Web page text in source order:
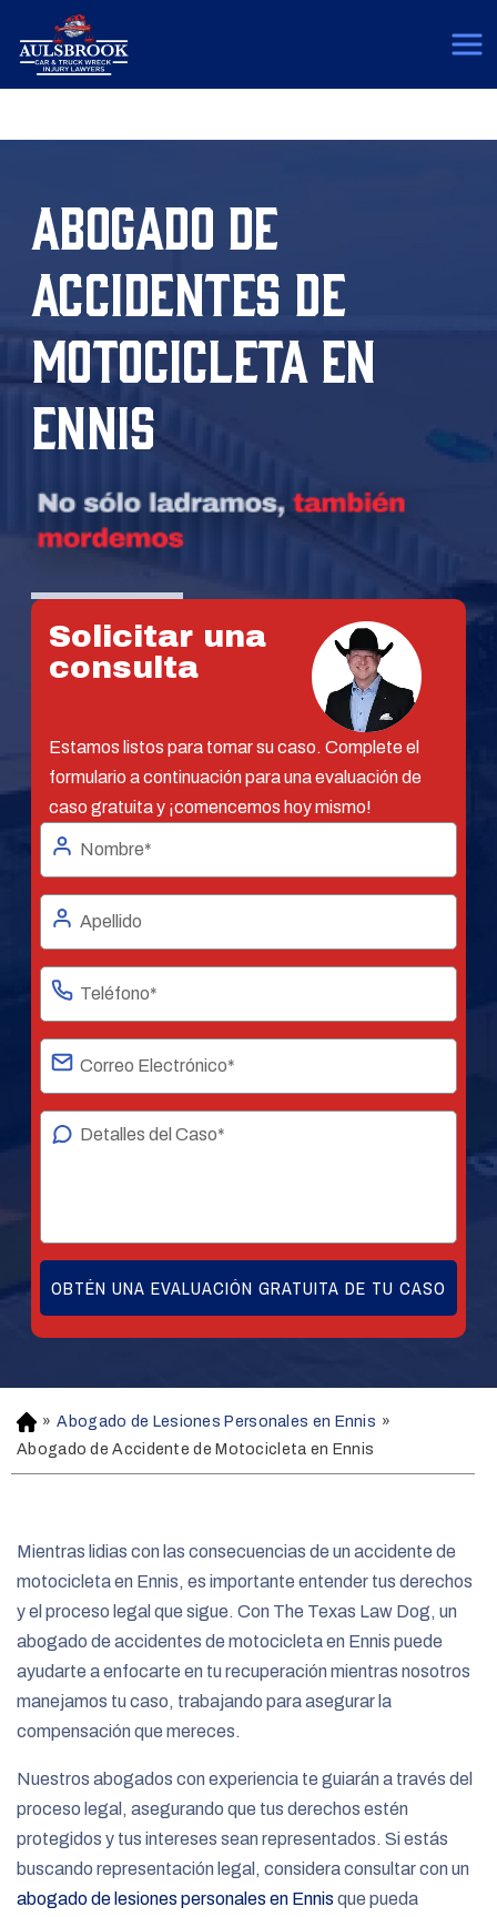
ABOGADO DE
ACCIDENTES DE
MOTOCICLETA EN
ENNIS
Solicitar una
consulta
Estamos listos para tomar su caso. Complete el
formulario a continuación para una evaluación de
caso gratuita y ¡comencemos hoy mismo!
H
o
m
» Abogado de Lesiones Personales en Ennis »
Abogado de Accidente de Motocicleta en Ennis
Mientras lidias con las consecuencias de un accidente de
motocicleta en Ennis, es importante entender tus derechos
y el proceso legal que sigue. Con The Texas Law Dog, un
abogado de accidentes de motocicleta en Ennis puede
ayudarte a enfocarte en tu recuperación mientras nosotros
manejamos tu caso, trabajando para asegurar la
compensación que mereces.
Nuestros abogados con experiencia te guiarán a través del
proceso legal, asegurando que tus derechos estén
protegidos y tus intereses sean representados. Si estás
buscando representación legal, considera consultar con un
abogado de lesiones personales en Ennis que pueda